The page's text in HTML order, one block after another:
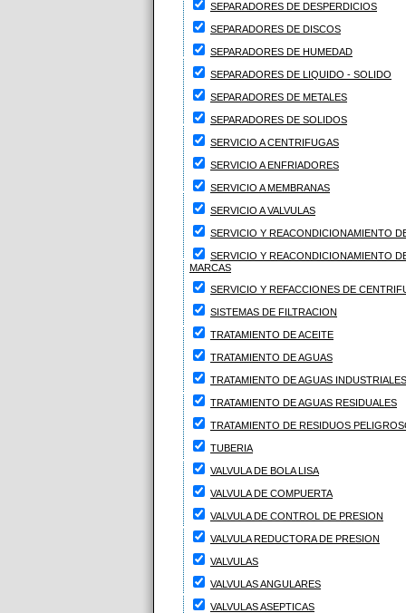
SEPARADORES DE DESPERDICIOS
SEPARADORES DE DISCOS
SEPARADORES DE HUMEDAD
SEPARADORES DE LIQUIDO - SOLIDO
SEPARADORES DE METALES
SEPARADORES DE SOLIDOS
SERVICIO A CENTRIFUGAS
SERVICIO A ENFRIADORES
SERVICIO A MEMBRANAS
SERVICIO A VALVULAS
SERVICIO Y REACONDICIONAMIENTO
SERVICIO Y REACONDICIONAMIENTO
MARCAS
SERVICIO Y REFACCIONES DE
SISTEMAS DE FILTRACION
TRATAMIENTO DE ACEITE
TRATAMIENTO DE AGUAS
TRATAMIENTO DE AGUAS INDUSTRIALES
TRATAMIENTO DE AGUAS RESIDUALES
TRATAMIENTO DE RESIDUOS
TUBERIA
VALVULA DE BOLA LISA
VALVULA DE COMPUERTA
VALVULA DE CONTROL DE PRESION
VALVULA REDUCTORA DE PRESION
VALVULAS
VALVULAS ANGULARES
VALVULAS ASEPTICAS